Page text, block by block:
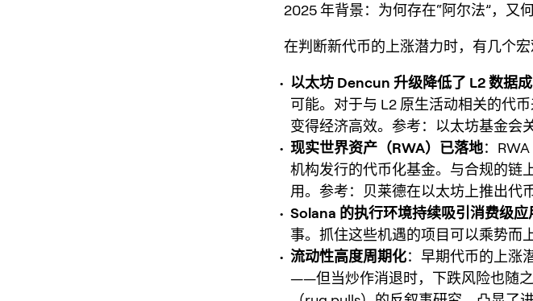
2025 年背景：为何存在“阿尔法”，又
在判断新代币的上涨潜力时，有几个宏
以太坊 Dencun 升级降低了 L2 数据
可能。对于与 L2 原生活动相关的代
变得经济高效。参考：以太坊基金会
现实世界资产（RWA）已落地：
机构发行的代币化基金。与合规的链
用。参考：贝莱德在以太坊上推出代
Solana 的执行环境持续吸引消费级应
事。抓住这些机遇的项目可以乘势而
流动性高度周期化：早期代币的上涨
——但当炒作消退时，下跌风险也随